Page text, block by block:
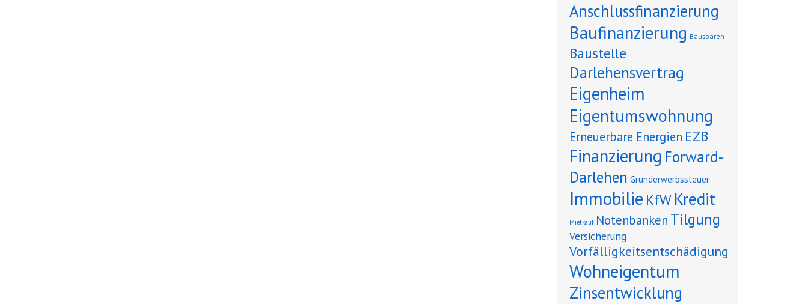
Anschlussfinanzierung
Baufinanzierung Bausparen
Baustelle
Darlehensvertrag
Eigenheim
Eigentumswohnung
Erneuerbare Energien EZB
Finanzierung Forward-
Darlehen Grunderwerbssteuer
Immobilie KfWKredit
Mietkauf Notenbanken Tilgung
Versicherung
Vorfälligkeitsentschädigung
Wohneigentum
Zinsentwicklung